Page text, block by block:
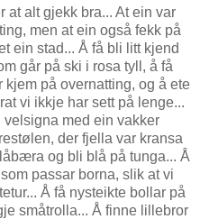
at alt gjekk bra... At ein var
men at ein også fekk på
ein stad... Å få bli litt kjend
går på ski i rosa tyll, å få
på overnatting, og å ete
vi ikkje har sett på lenge...
med ein vakker
der fjella var kransa
og bli blå på tunga... Å
passar borna, slik at vi
Å få nysteikte bollar på
småtrolla... Å finne lillebror